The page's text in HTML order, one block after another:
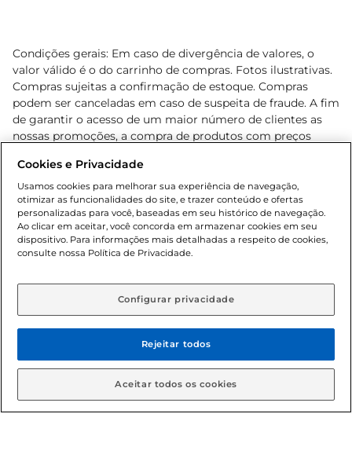
Condições gerais: Em caso de divergência de valores, o
valor válido é o do carrinho de compras. Fotos ilustrativas.
Compras sujeitas a confirmação de estoque. Compras
podem ser canceladas em caso de suspeita de fraude. A fim
de garantir o acesso de um maior número de clientes as
nossas promoções, a compra de produtos com preços
cliente. Os preços, ofertas e condições são exclusivos para
o e-commerce e válidos durante o dia de hoje, podendo
sofrer alterações sem prévia notificação. Proibida a venda
de bebidas alcoólicas para menores de 18 anos, conforme
Lei n.º 8069/90, art. 81, inciso II (Estatuto da Criança e do
Adolescente). Preços e condições exclusivos para o
aviso prévio. O valor mínimo para as compras on-line é de
© 2026 Copyright. Todos os direitos
reservados Gbarbosa.
Cookies e Privacidade
Usamos cookies para melhorar sua experiência de navegação,
otimizar as funcionalidades do site, e trazer conteúdo e ofertas
personalizadas para você, baseadas em seu histórico de navegação.
Ao clicar em aceitar, você concorda em armazenar cookies em seu
dispositivo. Para informações mais detalhadas a respeito de cookies,
consulte nossa Política de Privacidade.
Configurar privacidade
Rejeitar todos
Aceitar todos os cookies